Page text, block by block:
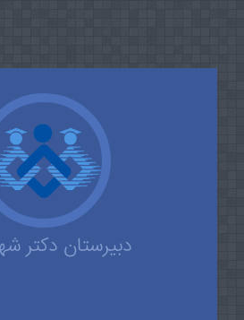
دبیرستان دکتر